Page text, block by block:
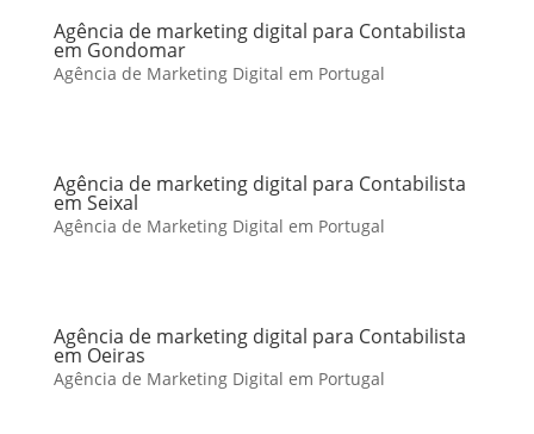
Agência de marketing digital para Contabilista
em Gondomar
Agência de Marketing Digital em Portugal
Agência de marketing digital para Contabilista
em Seixal
Agência de Marketing Digital em Portugal
Agência de marketing digital para Contabilista
em Oeiras
Agência de Marketing Digital em Portugal